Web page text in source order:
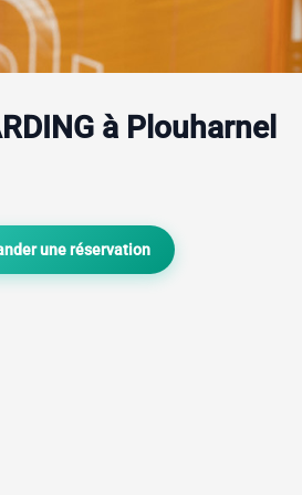
à Plouharnel
une réservation